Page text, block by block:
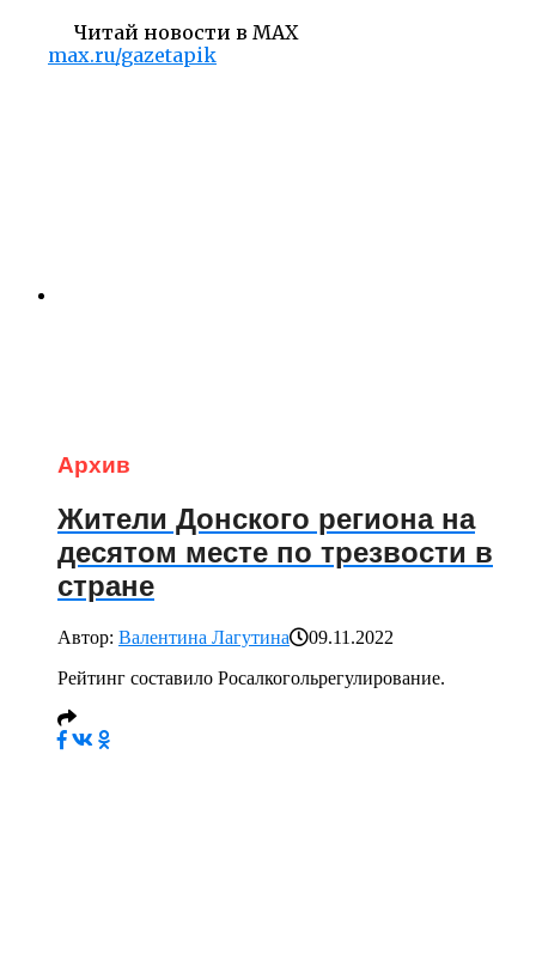
Читай новости в MAX
max.ru/gazetapik
Архив
Жители Донского региона на
десятом месте по трезвости в
стране
Автор: Валентина Лагутина
09.11.2022
Рейтинг составило Росалкогольрегулирование.